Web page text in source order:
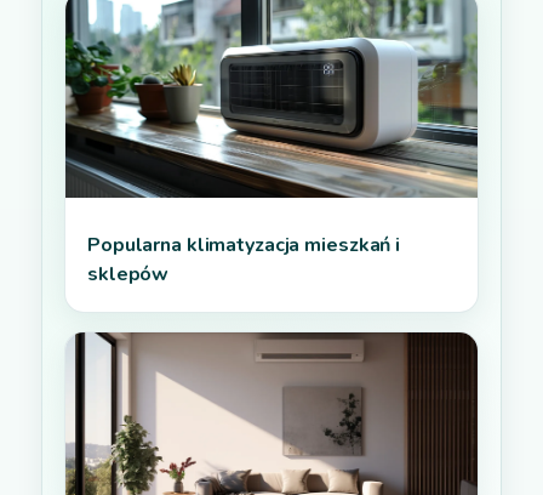
Popularna klimatyzacja mieszkań i
sklepów